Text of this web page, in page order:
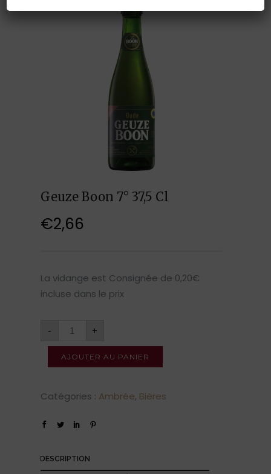
Geuze Boon 7° 37,5 Cl
€2,66
La vidange est Consignée de 0,20€
incluse dans le prix
- +
AJOUTER AU PANIER
Catégories : Ambrée, Bières
DESCRIPTION